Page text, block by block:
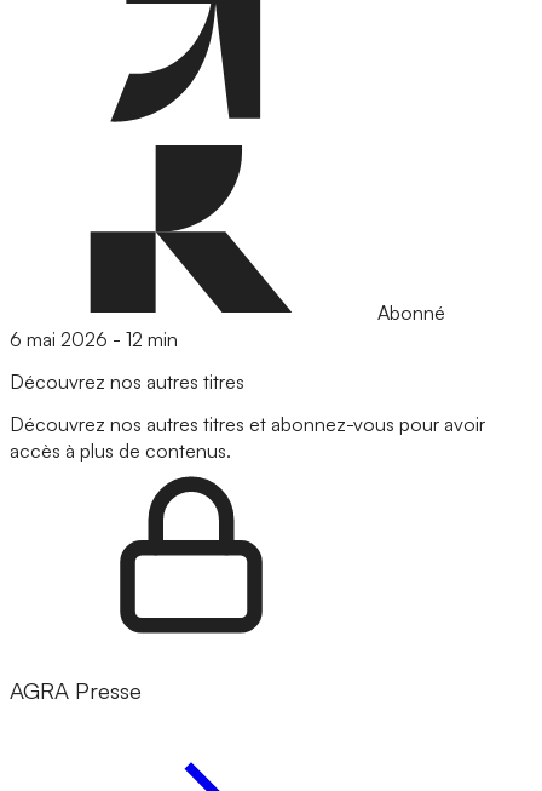
Abonné
6 mai 2026 - 12 min
Découvrez nos autres titres
Découvrez nos autres titres et abonnez-vous pour avoir
accès à plus de contenus.
AGRA Presse